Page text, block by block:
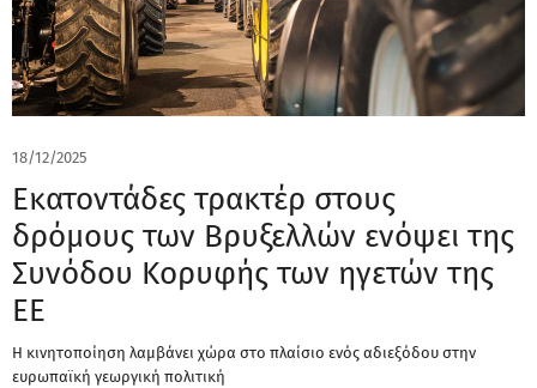
18/12/2025
Εκατοντάδες τρακτέρ στους
δρόμους των Βρυξελλών ενόψει της
Συνόδου Κορυφής των ηγετών της
ΕΕ
Η κινητοποίηση λαμβάνει χώρα στο πλαίσιο ενός αδιεξόδου στην
ευρωπαϊκή γεωργική πολιτική